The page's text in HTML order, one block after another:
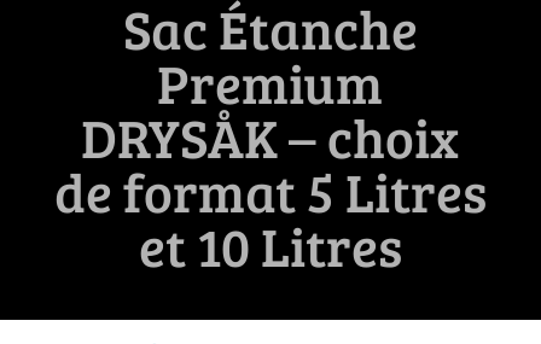
Sac Étanche
Premium
DRYSÅK – choix
de format 5 Litres
et 10 Litres